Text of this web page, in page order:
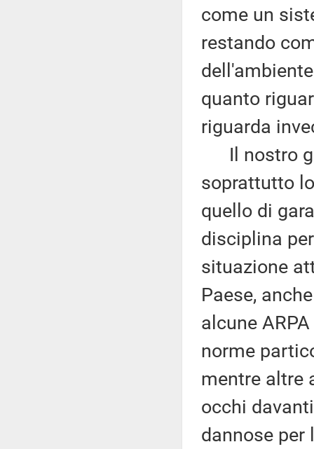
come un
restando
quanto
riguarda
Il nostro
soprattutto
quello di
disciplina
situazione
Paese,
alcune
norme
mentre altre
occhi
dannose per